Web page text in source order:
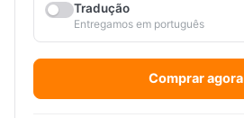
Tradução
Entregamos em português
Comprar agora